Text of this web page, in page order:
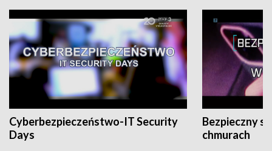
Cyberbezpieczeństwo-IT Security
Days
Bezpieczny
chmurach